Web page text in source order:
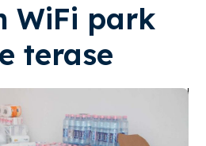
WiFi park
terase